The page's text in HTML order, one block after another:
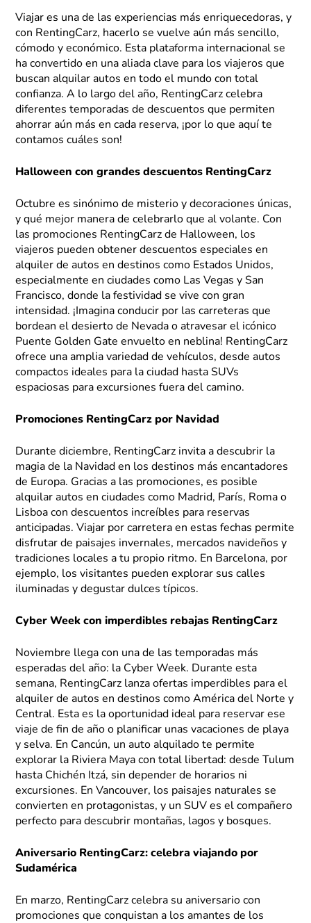
Viajar es una de las experiencias más enriquecedoras, y
con RentingCarz, hacerlo se vuelve aún más sencillo,
cómodo y económico. Esta plataforma internacional se
ha convertido en una aliada clave para los viajeros que
buscan alquilar autos en todo el mundo con total
confianza. A lo largo del año, RentingCarz celebra
diferentes temporadas de descuentos que permiten
ahorrar aún más en cada reserva, ¡por lo que aquí te
contamos cuáles son!
Halloween con grandes descuentos RentingCarz
Octubre es sinónimo de misterio y decoraciones únicas,
y qué mejor manera de celebrarlo que al volante. Con
las promociones RentingCarz de Halloween, los
viajeros pueden obtener descuentos especiales en
alquiler de autos en destinos como Estados Unidos,
especialmente en ciudades como Las Vegas y San
Francisco, donde la festividad se vive con gran
intensidad. ¡Imagina conducir por las carreteras que
bordean el desierto de Nevada o atravesar el icónico
Puente Golden Gate envuelto en neblina! RentingCarz
ofrece una amplia variedad de vehículos, desde autos
compactos ideales para la ciudad hasta SUVs
espaciosas para excursiones fuera del camino.
Promociones RentingCarz por Navidad
Durante diciembre, RentingCarz invita a descubrir la
magia de la Navidad en los destinos más encantadores
de Europa. Gracias a las promociones, es posible
alquilar autos en ciudades como Madrid, París, Roma o
Lisboa con descuentos increíbles para reservas
anticipadas. Viajar por carretera en estas fechas permite
disfrutar de paisajes invernales, mercados navideños y
tradiciones locales a tu propio ritmo. En Barcelona, por
ejemplo, los visitantes pueden explorar sus calles
iluminadas y degustar dulces típicos.
Cyber Week con imperdibles rebajas RentingCarz
Noviembre llega con una de las temporadas más
esperadas del año: la Cyber Week. Durante esta
semana, RentingCarz lanza ofertas imperdibles para el
alquiler de autos en destinos como América del Norte y
Central. Esta es la oportunidad ideal para reservar ese
viaje de fin de año o planificar unas vacaciones de playa
y selva. En Cancún, un auto alquilado te permite
explorar la Riviera Maya con total libertad: desde Tulum
hasta Chichén Itzá, sin depender de horarios ni
excursiones. En Vancouver, los paisajes naturales se
convierten en protagonistas, y un SUV es el compañero
perfecto para descubrir montañas, lagos y bosques.
Aniversario RentingCarz: celebra viajando por
Sudamérica
En marzo, RentingCarz celebra su aniversario con
promociones que conquistan a los amantes de los